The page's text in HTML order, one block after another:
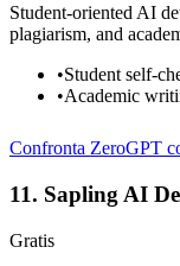
Student-oriented AI
plagiarism, and
•Student self-
•Academic
Confronta ZeroGPT
11. Sapling AI
Gratis